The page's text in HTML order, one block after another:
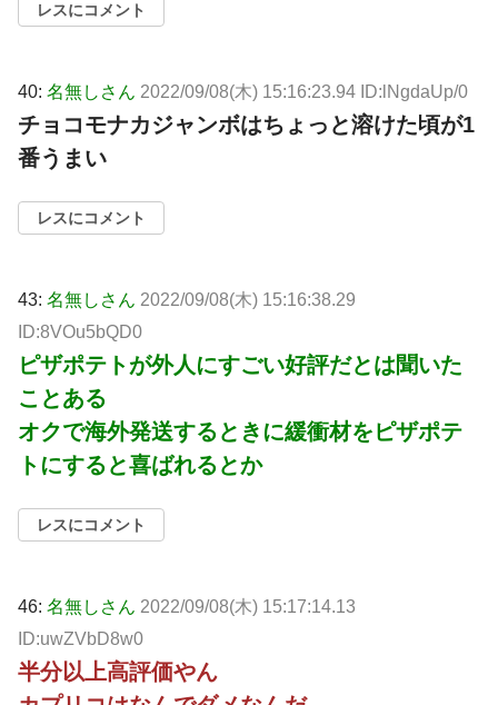
レスにコメント
40: 名無しさん 2022/09/08(木) 15:16:23.94 ID:lNgdaUp/0
チョコモナカジャンボはちょっと溶けた頃が1
番うまい
レスにコメント
43: 名無しさん 2022/09/08(木) 15:16:38.29
ID:8VOu5bQD0
ピザポテトが外人にすごい好評だとは聞いた
ことある
オクで海外発送するときに緩衝材をピザポテ
トにすると喜ばれるとか
レスにコメント
46: 名無しさん 2022/09/08(木) 15:17:14.13
ID:uwZVbD8w0
半分以上高評価やん